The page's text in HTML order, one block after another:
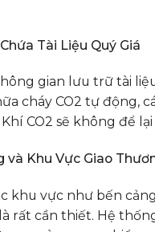
Tài Liệu Quý Giá
gian lưu trữ tài
cháy CO2 tự động,
CO2 sẽ không để
và Khu Vực Giao
khu vực như bến
rất cần thiết. Hệ